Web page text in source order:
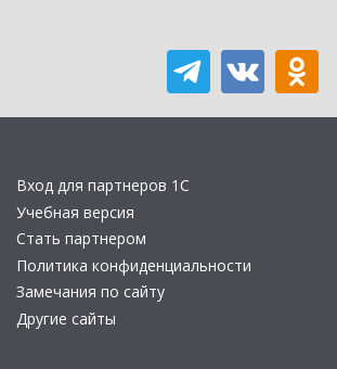
Вход для партнеров 1С
Учебная версия
Стать партнером
Политика конфиденциальности
Замечания по сайту
Другие сайты